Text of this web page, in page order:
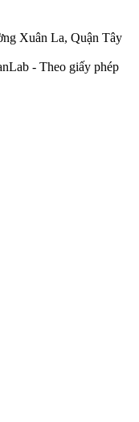
Xuân La, Quận Tây
- Theo giấy phép